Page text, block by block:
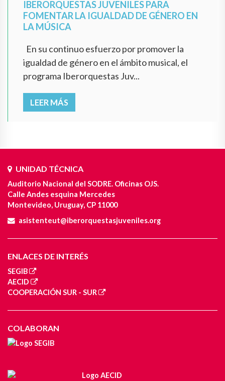
IBERORQUESTAS JUVENILES PARA
FOMENTAR LA IGUALDAD DE GÉNERO EN
LA MÚSICA
En su continuo esfuerzo por promover la
igualdad de género en el ámbito musical, el
programa Iberorquestas Juv...
LEER MÁS
UNIDAD TÉCNICA
Auditorio Nacional del SODRE. Oficinas OJS.
Calle Andes esquina Mercedes
Montevideo, Uruguay, CP 11000
asistenteut@iberorquestasjuveniles.org
ENLACES DE INTERÉS
SEGIB
AECID
COOPERACIÓN SUR - SUR
COLABORAN